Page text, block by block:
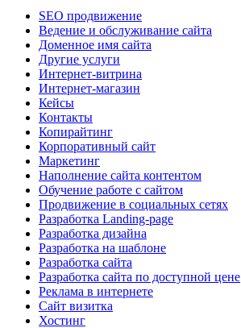
SEO продвижение
Ведение и обслуживание сайта
Доменное имя сайта
Другие услуги
Интернет-витрина
Интернет-магазин
Кейсы
Контакты
Копирайтинг
Корпоративный сайт
Маркетинг
Наполнение сайта контентом
Обучение работе с сайтом
Продвижение в социальных сетях
Разработка Landing-page
Разработка дизайна
Разработка на шаблоне
Разработка сайта
Разработка сайта по доступной цене
Реклама в интернете
Сайт визитка
Хостинг